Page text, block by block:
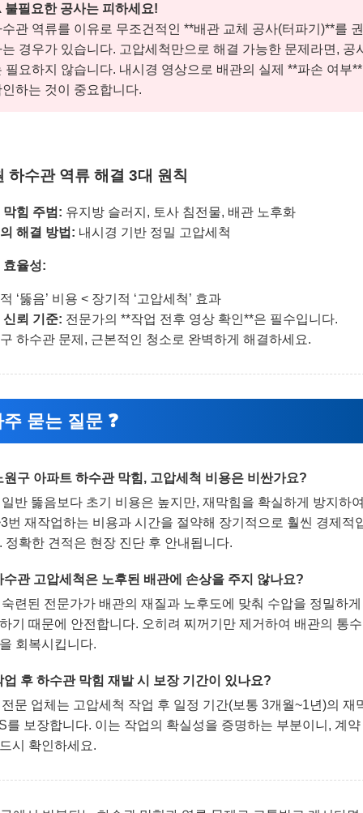
필요한 공사는 피하세요!
수관 역류를 이유로 무조건적인 **배관 교체 공사(터파기)**를
는 경우가 있습니다. 고압세척만으로 해결 가능한 문제라면, 공
필요하지 않습니다. 내시경 영상으로 배관의 실제 **파손 여부
인하는 것이 중요합니다.
하수관 역류 해결 3대 원칙
막힘 주범: 유지방 슬러지, 토사 침전물, 배관 노후화
해결 방법: 내시경 기반 정밀 고압세척
효율성:
‘뚫음’ 비용 < 장기적 ‘고압세척’ 효과
신뢰 기준: 전문가의 **작업 전후 영상 확인**은 필수입니다.
하수관 문제, 근본적인 청소로 완벽하게 해결하세요.
묻는 질문 ❓
원구 아파트 하수관 막힘, 고압세척 비용은 비싼가요?
반 뚫음보다 초기 비용은 높지만, 재막힘을 확실하게 방지하
번 재작업하는 비용과 시간을 절약해 장기적으로 훨씬 경제적
정확한 견적은 현장 진단 후 안내됩니다.
수관 고압세척은 노후된 배관에 손상을 주지 않나요?
련된 전문가가 배관의 재질과 노후도에 맞춰 수압을 정밀하
기 때문에 안전합니다. 오히려 찌꺼기만 제거하여 배관의 통
회복시킵니다.
업 후 하수관 막힘 재발 시 보장 기간이 있나요?
문 업체는 고압세척 작업 후 일정 기간(보통 3개월~1년)의 재
를 보장합니다. 이는 작업의 확실성을 증명하는 부분이니, 계약
시 확인하세요.